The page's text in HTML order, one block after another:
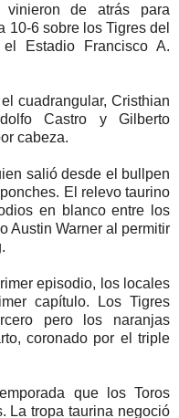
de atrás para
10-6 sobre los Tigres del
Estadio Francisco A.
cuadrangular, Cristhian
Castro y Gilberto
cabeza.
salió desde el bullpen
El relevo taurino
en blanco entre los
Austin Warner al permitir
episodio, los locales
capítulo. Los Tigres
pero los naranjas
coronado por el triple
que los Toros
La tropa taurina negoció